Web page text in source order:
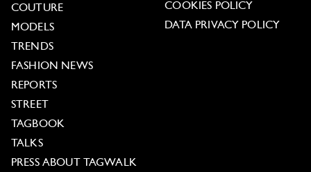
COUTURE
MODELS
TRENDS
FASHION NEWS
REPORTS
STREET
TAGBOOK
TALKS
PRESS ABOUT TAGWALK
COOKIES POLICY
DATA PRIVACY POLICY